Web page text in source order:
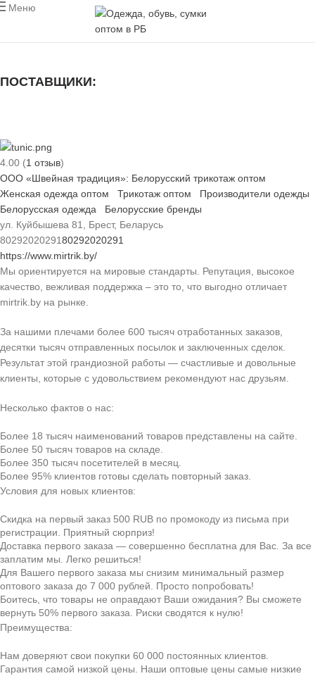
Меню
ПОСТАВЩИКИ:
4.00 (1 отзыв)
ООО «Швейная традиция»: Белорусский трикотаж оптом
Женская одежда оптом
Трикотаж оптом
Производители одежды
Белорусская одежда
Белорусские бренды
ул. Куйбышева 81, Брест, Беларусь
8029202029180292020291
https://www.mirtrik.by/
Мы ориентируется на мировые стандарты. Репутация, высокое
качество, вежливая поддержка – это то, что выгодно отличает
mirtrik.by на рынке.
За нашими плечами более 600 тысяч отработанных заказов,
десятки тысяч отправленных посылок и заключенных сделок.
Результат этой грандиозной работы — счастливые и довольные
клиенты, которые с удовольствием рекомендуют нас друзьям.
Несколько фактов о нас:
Более 18 тысяч наименований товаров представлены на сайте.
Более 50 тысяч товаров на складе.
Более 350 тысяч посетителей в месяц.
Более 95% клиентов готовы сделать повторный заказ.
Условия для новых клиентов:
Скидка на первый заказ 500 RUB по промокоду из письма при
регистрации. Приятный сюрприз!
Доставка первого заказа — совершенно бесплатна для Вас. За все
заплатим мы. Легко решиться!
Для Вашего первого заказа мы снизим минимальный размер
оптового заказа до 7 000 рублей. Просто попробовать!
Боитесь, что товары не оправдают Ваши ожидания? Вы сможете
вернуть 50% первого заказа. Риски сводятся к нулю!
Преимущества:
Нам доверяют свои покупки 60 000 постоянных клиентов.
Гарантия самой низкой цены. Наши оптовые цены самые низкие